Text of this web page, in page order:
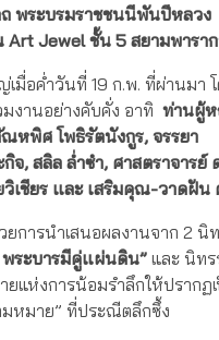
พระบรมราชชนนีพันปีหลวง
Jewel ชั้น 5 สยามพารา
มื่อค่ำวันที่ 19 ก.พ. ที่ผ่านมา
งานอย่างคับคั่ง อาทิ ท่านผู้ห
หพิศ โพธิรัตนังกูร, จรรยา
จ, สลิล ล่ำซำ, ศาสตราจาร
เชียร และ เสริมคุณ-วาดฝั
การนำเสนอผลงานจาก 2
ระบารมีคู่แผ่นดิน”และ นิทร
แห่งการน้อมรำลึกให้ปราก
มหมาย” ที่ประณีตลึกซึ้ง